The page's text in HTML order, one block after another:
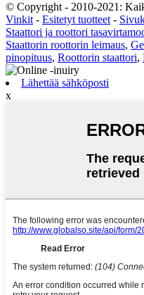
© Copyright - 2010-2021:
Vinkit - Esitetyt tuotteet -
Staattori ja roottori
Staattorin roottorin leimaus,
pinopituus, Roottorin staattori,
Lähettää sähköposti
x